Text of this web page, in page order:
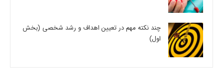
چند نکته مهم در تعیین اهداف و رشد شخصی (بخش
اول)